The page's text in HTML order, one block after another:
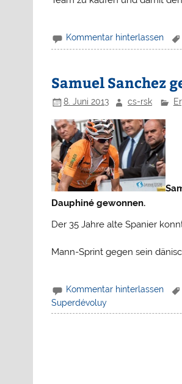
Kommentar hinterlassen
Samuel Sanchez
8. Juni 2013 cs-rsk
Dauphiné gewonnen.
Der 35 Jahre alte Spanier
Mann-Sprint gegen sein
Kommentar hinterlassen
Superdévoluy